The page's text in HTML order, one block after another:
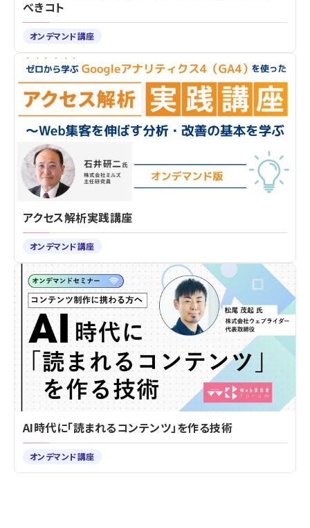
べきコト
オンデマンド講座
アクセス解析実践講座
オンデマンド講座
AI時代に「読まれるコンテンツ」を作る技術
オンデマンド講座